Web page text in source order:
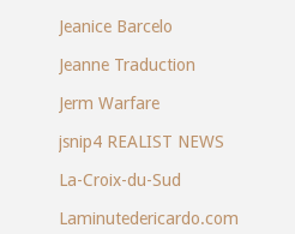
Jeanice Barcelo
Jeanne Traduction
Jerm Warfare
jsnip4 REALIST NEWS
La-Croix-du-Sud
Laminutedericardo.com